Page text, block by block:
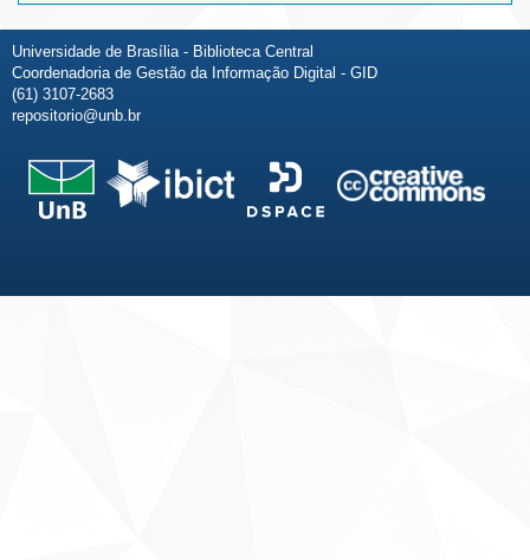
Universidade de Brasília - Biblioteca Central
Coordenadoria de Gestão da Informação Digital - GID
(61) 3107-2683
repositorio@unb.br